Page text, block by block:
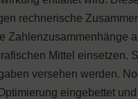
rechnerische
Mittel einsetzen.
versehen werden.
eingebettet